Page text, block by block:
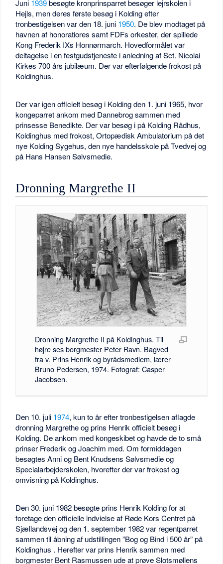
Juni 1939besøgte kronprinsparret besøger lejrskolen i
Hejls, men deres første besøg i Kolding efter
tronbestigelsen var den 18. juni 1950. De blev modtaget på
havnen af honoratiores samt FDFs orkester, der spillede
Kong Frederik IXs Honnørmarch. Hovedformålet var
deltagelse i en festgudstjeneste i anledning af Sct. Nicolai
Kirkes 700 års jubilæum. Der var efterfølgende frokost på
Koldinghus.
Der var igen officielt besøg i Kolding den 1. juni 1965, hvor
kongeparret ankom med Dannebrog sammen med
prinsesse Benedikte. Der var besøg i på Kolding Rådhus,
Koldinghus med frokost, Ortopædisk Ambulatorium på det
nye Kolding Sygehus, den nye handelsskole på Tvedvej og
på Hans Hansen Sølvsmedie.
Dronning Margrethe II
Dronning Margrethe II på Koldinghus. Til
højre ses borgmester Peter Ravn. Bagved
fra v. Prins Henrik og byrådsmedlem, lærer
Bruno Pedersen, 1974. Fotograf: Casper
Jacobsen.
Den 10. juli 1974, kun to år efter tronbestigelsen aflagde
dronning Margrethe og prins Henrik officielt besøg i
Kolding. De ankom med kongeskibet og havde de to små
prinser Frederik og Joachim med. Om formiddagen
besøgtes Anni og Bent Knudsens Sølvsmedie og
Specialarbejderskolen, hvorefter der var frokost og
omvisning på Koldinghus.
Den 30. juni 1982 besøgte prins Henrik Kolding for at
foretage den officielle indvielse af Røde Kors Centret på
Sjællandsvej og den 1. september 1982 var regentparret
sammen til åbning af udstillingen ”Bog og Bind i 500 år” på
Koldinghus . Herefter var prins Henrik sammen med
borgmester Bent Rasmussen ude at prøve Slotsmøllens